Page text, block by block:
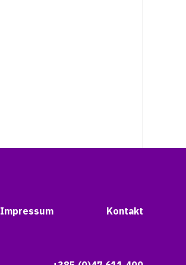
Impressum Kontakt